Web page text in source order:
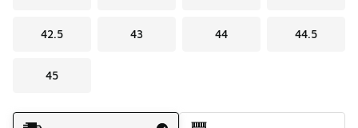
42.5 43 44 44.5
45
Mode d'expédition